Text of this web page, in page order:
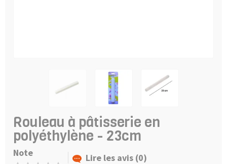
Rouleau à pâtisserie en
polyéthylène - 23cm
Note Lire les avis (0)